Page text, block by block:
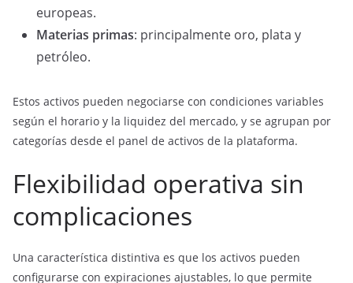
europeas.
Materias primas: principalmente oro, plata y
petróleo.
Estos activos pueden negociarse con condiciones variables
según el horario y la liquidez del mercado, y se agrupan por
categorías desde el panel de activos de la plataforma.
Flexibilidad operativa sin
complicaciones
Una característica distintiva es que los activos pueden
configurarse con expiraciones ajustables, lo que permite